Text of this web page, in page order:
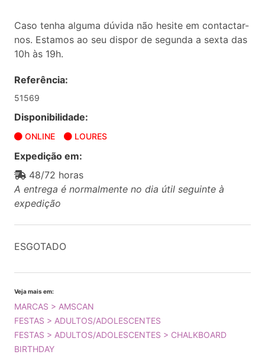
Caso tenha alguma dúvida não hesite em contactar-
nos. Estamos ao seu dispor de segunda a sexta das
10h às 19h.
Referência:
51569
Disponibilidade:
ONLINE LOURES
Expedição em:
48/72 horas
A entrega é normalmente no dia útil seguinte à
expedição
ESGOTADO
Veja mais em:
MARCAS > AMSCAN
FESTAS > ADULTOS/ADOLESCENTES
FESTAS > ADULTOS/ADOLESCENTES > CHALKBOARD
BIRTHDAY